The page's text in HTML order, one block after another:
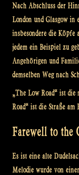
Nach Abschluss der
London und Glasgow in
insbesondere die Köpfe
jedem ein Beispiel zu
Angehörigen und
demselben Weg nach
„The Low Road“ ist die
Road“ ist die Straße
Farewell to the
Es ist eine alte
Melodie wurde von